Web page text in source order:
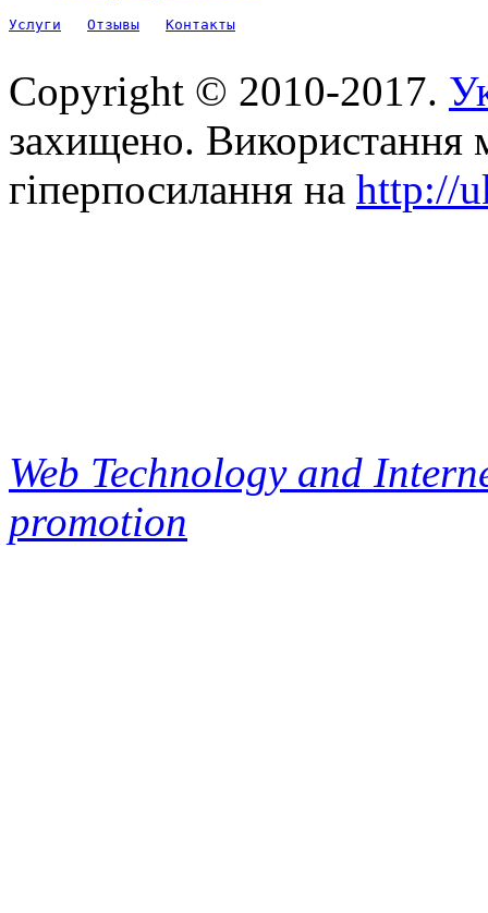
Услуги Отзывы Контакты
Copyright © 2010-2017.
захищено. Використання
гіперпосилання на http://
Web Technology and
promotion